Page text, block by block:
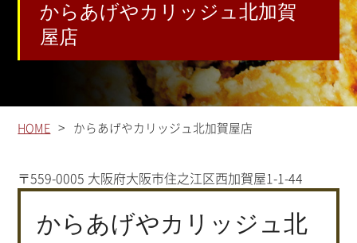
からあげやカリッジュ北加賀
屋店
HOME > からあげやカリッジュ北加賀屋店
〒559-0005 大阪府大阪市住之江区西加賀屋1-1-44
からあげやカリッジュ北